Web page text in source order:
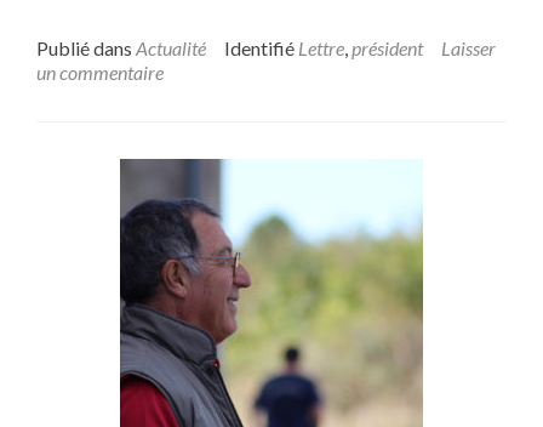
Publié dans Actualité Identifié Lettre,président
Laisser
un commentaire